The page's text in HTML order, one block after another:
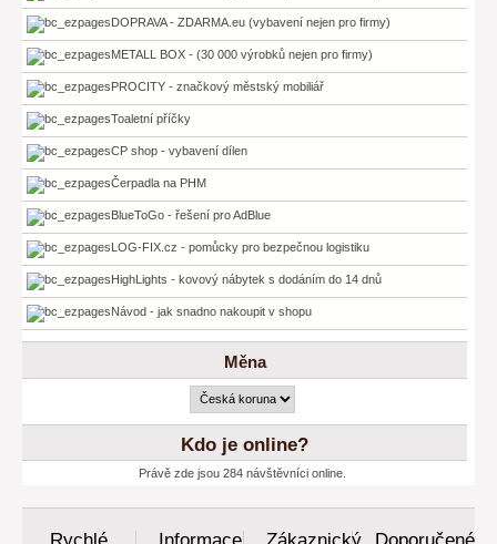
DOPRAVA - ZDARMA.eu (vybavení nejen pro firmy)
METALL BOX - (30 000 výrobků nejen pro firmy)
PROCITY - značkový městský mobiliář
Toaletní příčky
CP shop - vybavení dílen
Čerpadla na PHM
BlueToGo - řešení pro AdBlue
LOG-FIX.cz - pomůcky pro bezpečnou logistiku
HighLights - kovový nábytek s dodáním do 14 dnů
Návod - jak snadno nakoupit v shopu
Měna
Kdo je online?
Právě zde jsou 284 návštěvníci online.